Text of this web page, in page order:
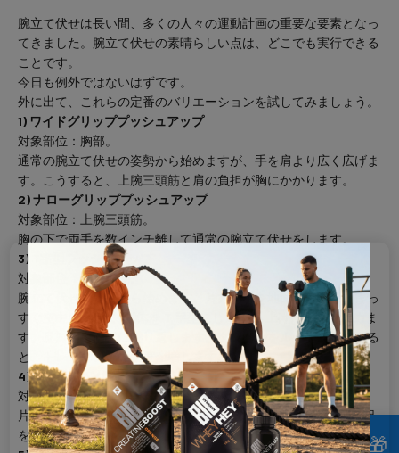
🎁
腕立て伏せは長い間、多くの人々の運動計画の重要な要素となっ
てきました。腕立て伏せの素晴らしい点は、どこでも実行できる
ことです。
今日も例外ではないはずです。
外に出て、これらの定番のバリエーションを試してみましょう。
1) ワイドグリッププッシュアップ
対象部位：胸部。
通常の腕立て伏せの姿勢から始めますが、手を肩より広く広げま
す。こうすると、上腕三頭筋と肩の負担が胸にかかります。
2) ナローグリッププッシュアップ
対象部位：上腕三頭筋。
胸の下で両手を数インチ離して通常の腕立て伏せをします。
3) T字型プッシュアップ
対象部位：全身運動。
腕立て伏せの姿勢から始めます。片方の手を地面から離し、まっ
すぐ空中に上げます (体を T 字型にします)。上げた手を見つめま
す。反対側も同様に繰り返します。ダンベルをルーチンに加える
と、トレーニングの強度が増します。
4) 片足腕立て伏せ
対象部位: 上半身と体幹のトレーニングを強化します。
片方の足を地面から上げて 1 セット行います。次のセットでは足
を替えます。